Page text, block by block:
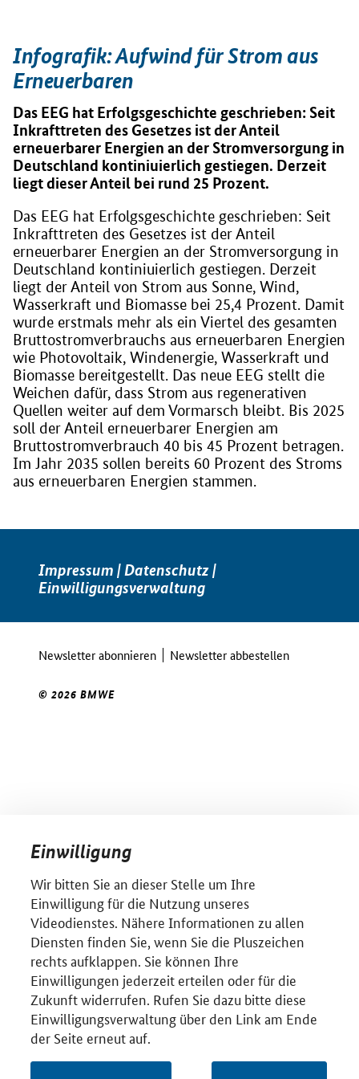
Infografik: Aufwind für Strom aus
Erneuerbaren
Das EEG hat Erfolgsgeschichte geschrieben: Seit
Inkrafttreten des Gesetzes ist der Anteil
erneuerbarer Energien an der Stromversorgung in
Deutschland kontiniuierlich gestiegen. Derzeit
liegt dieser Anteil bei rund 25 Prozent.
Das EEG hat Erfolgsgeschichte geschrieben: Seit
Inkrafttreten des Gesetzes ist der Anteil
erneuerbarer Energien an der Stromversorgung in
Deutschland kontiniuierlich gestiegen. Derzeit
liegt der Anteil von Strom aus Sonne, Wind,
Wasserkraft und Biomasse bei 25,4 Prozent. Damit
wurde erstmals mehr als ein Viertel des gesamten
Bruttostromverbrauchs aus erneuerbaren Energien
wie Photovoltaik, Windenergie, Wasserkraft und
Biomasse bereitgestellt. Das neue EEG stellt die
Weichen dafür, dass Strom aus regenerativen
Quellen weiter auf dem Vormarsch bleibt. Bis 2025
soll der Anteil erneuerbarer Energien am
Bruttostromverbrauch 40 bis 45 Prozent betragen.
Im Jahr 2035 sollen bereits 60 Prozent des Stroms
aus erneuerbaren Energien stammen.
Impressum |Datenschutz|
Einwilligungsverwaltung
Newsletter abonnieren Newsletter abbestellen
© 2026 BMWE
Einwilligung
Wir bitten Sie an dieser Stelle um Ihre
Einwilligung für die Nutzung unseres
Videodienstes. Nähere Informationen zu allen
Diensten finden Sie, wenn Sie die Pluszeichen
rechts aufklappen. Sie können Ihre
Einwilligungen jederzeit erteilen oder für die
Zukunft widerrufen. Rufen Sie dazu bitte diese
Einwilligungsverwaltung über den Link am Ende
der Seite erneut auf.